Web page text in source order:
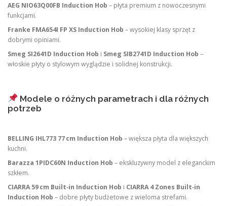
AEG NIO63Q00FB Induction Hob – płyta premium z nowoczesnymi
funkcjami.
Franke FMA654I FP XS Induction Hob – wysokiej klasy sprzęt z
dobrymi opiniami.
Smeg SI2641D Induction Hob i Smeg SIB2741D Induction Hob –
włoskie płyty o stylowym wyglądzie i solidnej konstrukcji.
Modele o różnych parametrach i dla różnych
potrzeb
BELLING IHL773 77 cm Induction Hob – większa płyta dla większych
kuchni.
Barazza 1PIDC60N Induction Hob – ekskluzywny model z eleganckim
szkłem.
CIARRA 59 cm Built‑in Induction Hob i CIARRA 4 Zones Built‑in
Induction Hob – dobre płyty budżetowe z wieloma strefami.